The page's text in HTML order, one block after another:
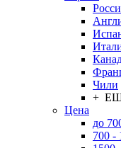
Чили
+
Цена
до
700 -